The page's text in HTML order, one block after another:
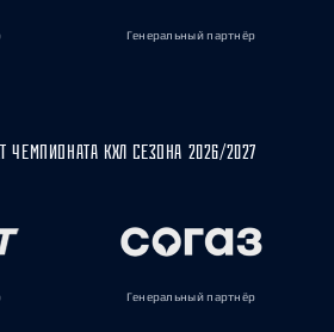
Генеральный партнёр
ЧЕМПИОНАТА КХЛ СЕЗОНА 2026/2027
Генеральный партнёр